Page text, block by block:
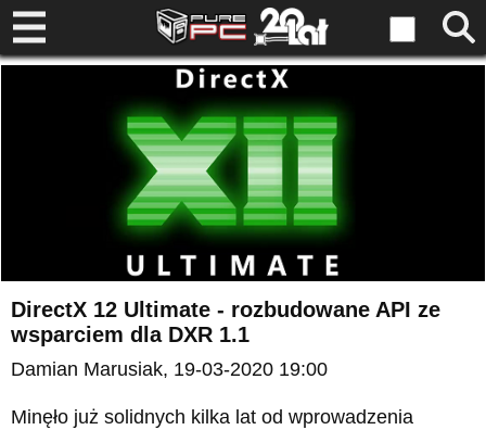
DirectX 12 Ultimate - rozbudowane API ze
wsparciem dla DXR 1.1
Damian Marusiak, 19-03-2020 19:00
Minęło już solidnych kilka lat od wprowadzenia